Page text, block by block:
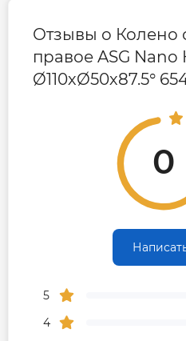
Отзывы о Колено
правое ASG Nano
Ø110хØ50х87.5°
0
5
4